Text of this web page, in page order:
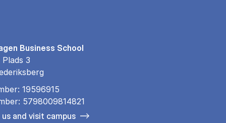
Business School
3
19596915
5798009814821
and visit campus